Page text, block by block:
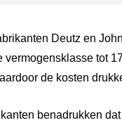
Deutz en
vermogensklasse tot
de kosten
benadrukken